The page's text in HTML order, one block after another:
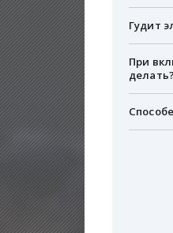
Гудит
При